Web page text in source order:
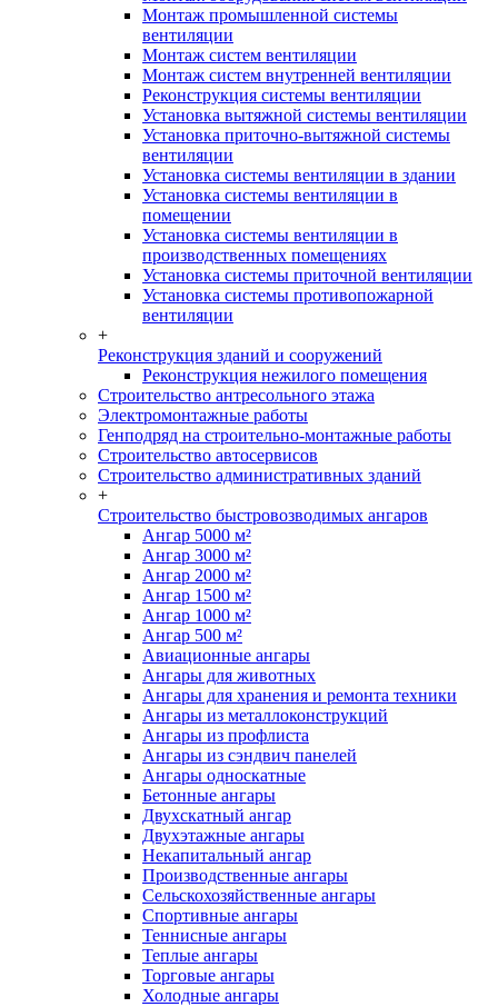
Монтаж промышленной системы
вентиляции
Монтаж систем вентиляции
Монтаж систем внутренней вентиляции
Реконструкция системы вентиляции
Установка вытяжной системы вентиляции
Установка приточно-вытяжной системы
вентиляции
Установка системы вентиляции в здании
Установка системы вентиляции в
помещении
Установка системы вентиляции в
производственных помещениях
Установка системы приточной вентиляции
Установка системы противопожарной
вентиляции
+
Реконструкция зданий и сооружений
Реконструкция нежилого помещения
Строительство антресольного этажа
Электромонтажные работы
Генподряд на строительно-монтажные работы
Строительство автосервисов
Строительство административных зданий
+
Строительство быстровозводимых ангаров
Ангар 5000 м²
Ангар 3000 м²
Ангар 2000 м²
Ангар 1500 м²
Ангар 1000 м²
Ангар 500 м²
Авиационные ангары
Ангары для животных
Ангары для хранения и ремонта техники
Ангары из металлоконструкций
Ангары из профлиста
Ангары из сэндвич панелей
Ангары односкатные
Бетонные ангары
Двухскатный ангар
Двухэтажные ангары
Некапитальный ангар
Производственные ангары
Сельскохозяйственные ангары
Спортивные ангары
Теннисные ангары
Теплые ангары
Торговые ангары
Холодные ангары